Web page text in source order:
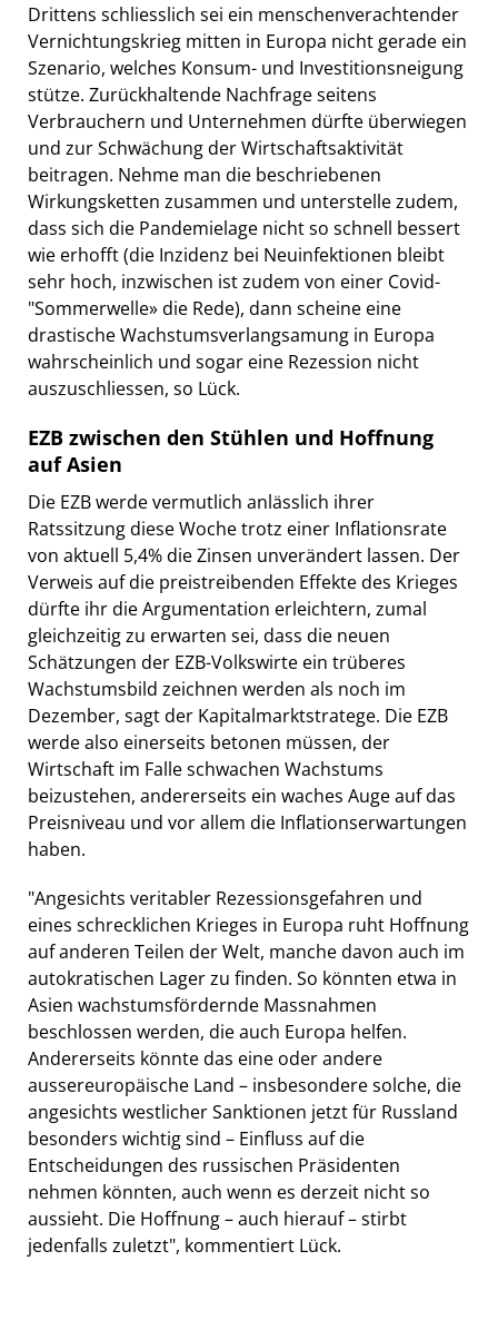
Drittens schliesslich sei ein menschenverachtender
Vernichtungskrieg mitten in Europa nicht gerade ein
Szenario, welches Konsum- und Investitionsneigung
stütze. Zurückhaltende Nachfrage seitens
Verbrauchern und Unternehmen dürfte überwiegen
und zur Schwächung der Wirtschaftsaktivität
beitragen. Nehme man die beschriebenen
Wirkungsketten zusammen und unterstelle zudem,
dass sich die Pandemielage nicht so schnell bessert
wie erhofft (die Inzidenz bei Neuinfektionen bleibt
sehr hoch, inzwischen ist zudem von einer Covid-
"Sommerwelle» die Rede), dann scheine eine
drastische Wachstumsverlangsamung in Europa
wahrscheinlich und sogar eine Rezession nicht
auszuschliessen, so Lück.
EZB zwischen den Stühlen und Hoffnung
auf Asien
Die EZB werde vermutlich anlässlich ihrer
Ratssitzung diese Woche trotz einer Inflationsrate
von aktuell 5,4% die Zinsen unverändert lassen. Der
Verweis auf die preistreibenden Effekte des Krieges
dürfte ihr die Argumentation erleichtern, zumal
gleichzeitig zu erwarten sei, dass die neuen
Schätzungen der EZB-Volkswirte ein trüberes
Wachstumsbild zeichnen werden als noch im
Dezember, sagt der Kapitalmarktstratege. Die EZB
werde also einerseits betonen müssen, der
Wirtschaft im Falle schwachen Wachstums
beizustehen, andererseits ein waches Auge auf das
Preisniveau und vor allem die Inflationserwartungen
haben.
"Angesichts veritabler Rezessionsgefahren und
eines schrecklichen Krieges in Europa ruht Hoffnung
auf anderen Teilen der Welt, manche davon auch im
autokratischen Lager zu finden. So könnten etwa in
Asien wachstumsfördernde Massnahmen
beschlossen werden, die auch Europa helfen.
Andererseits könnte das eine oder andere
aussereuropäische Land – insbesondere solche, die
angesichts westlicher Sanktionen jetzt für Russland
besonders wichtig sind – Einfluss auf die
Entscheidungen des russischen Präsidenten
nehmen könnten, auch wenn es derzeit nicht so
aussieht. Die Hoffnung – auch hierauf – stirbt
jedenfalls zuletzt", kommentiert Lück.